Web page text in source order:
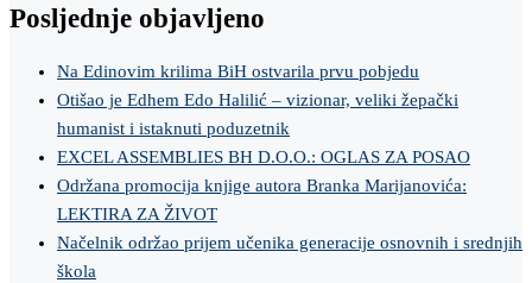
Posljednje objavljeno
Na Edinovim krilima BiH ostvarila prvu pobjedu
Otišao je Edhem Edo Halilić – vizionar, veliki žepački
humanist i istaknuti poduzetnik
EXCEL ASSEMBLIES BH D.O.O.: OGLAS ZA POSAO
Održana promocija knjige autora Branka Marijanovića:
LEKTIRA ZA ŽIVOT
Načelnik održao prijem učenika generacije osnovnih i srednjih
škola